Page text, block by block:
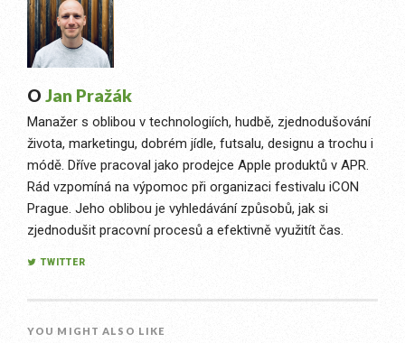
O Jan Pražák
Manažer s oblibou v technologiích, hudbě, zjednodušování
života, marketingu, dobrém jídle, futsalu, designu a trochu i
módě. Dříve pracoval jako prodejce Apple produktů v APR.
Rád vzpomíná na výpomoc při organizaci festivalu iCON
Prague. Jeho oblibou je vyhledávání způsobů, jak si
zjednodušit pracovní procesů a efektivně využitít čas.
TWITTER
YOU MIGHT ALSO LIKE